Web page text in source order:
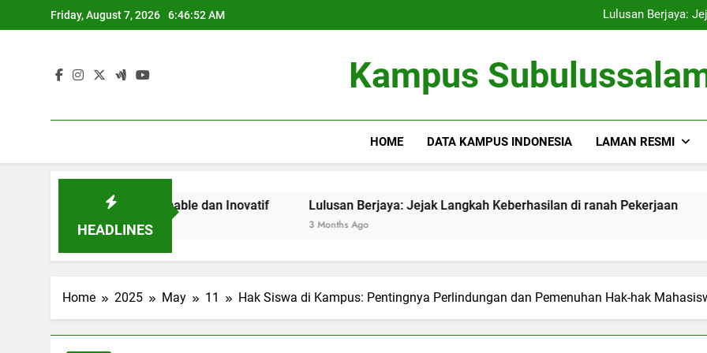
to
Friday, August 7, 2026 6:46:53 AM
Lulusan Berjaya:
Tugas Biro Karier
Lulusan Berjaya:
Tugas Biro Karier
Kampus
HOME DATA KAMPUS INDONESIA LAMAN RESMI
HEADLINES
Sustainable dan Inovatif Lulusan Berjaya: Jejak Langkah Keberhasilan di ranah Pekerjaan Tugas
Home 2025 May 11 Hak Siswa di Kampus: Pentingnya Perlindungan dan Pemenuhan Hak-hak